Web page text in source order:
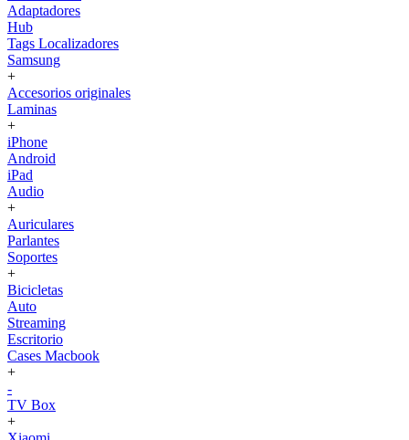
Adaptadores
Hub
Tags Localizadores
Samsung
+
Accesorios originales
Laminas
+
iPhone
Android
iPad
Audio
+
Auriculares
Parlantes
Soportes
+
Bicicletas
Auto
Streaming
Escritorio
Cases Macbook
+
-
TV Box
+